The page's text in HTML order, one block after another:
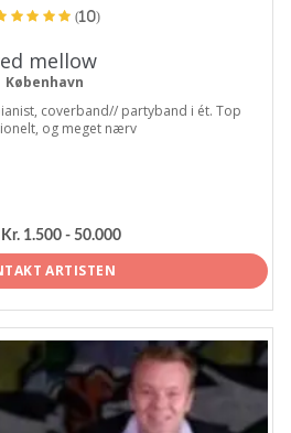
(10)
mellow
København
coverband// partyband i ét. Top
og meget nærv
Kr. 1.500 - 50.000
ARTISTEN